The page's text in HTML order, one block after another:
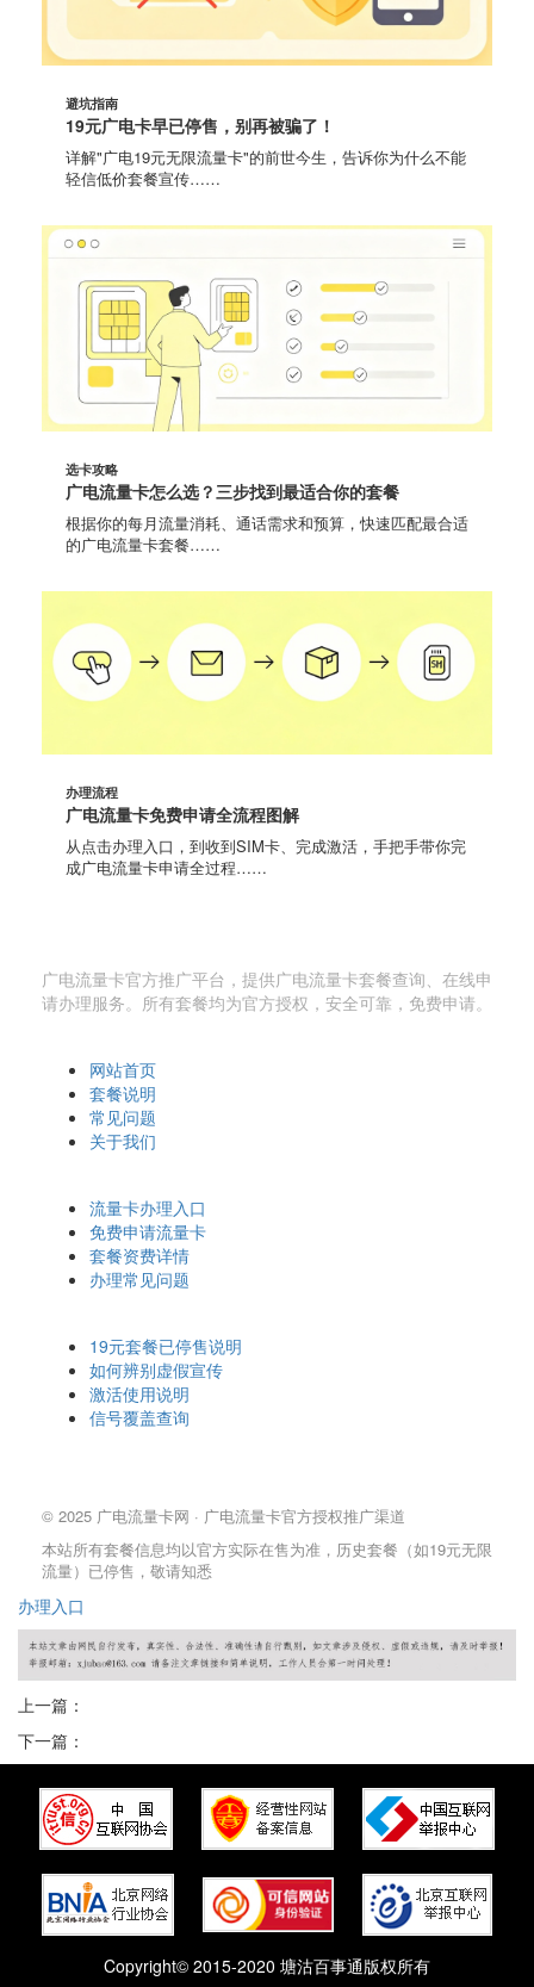
避坑指南
19元广电卡早已停售，别再被骗了！
详解"广电19元无限流量卡"的前世今生，告诉你为什么不能
轻信低价套餐宣传……
选卡攻略
广电流量卡怎么选？三步找到最适合你的套餐
根据你的每月流量消耗、通话需求和预算，快速匹配最合适
的广电流量卡套餐……
办理流程
广电流量卡免费申请全流程图解
从点击办理入口，到收到SIM卡、完成激活，手把手带你完
成广电流量卡申请全过程……
广电流量卡官方推广平台，提供广电流量卡套餐查询、在线申
请办理服务。所有套餐均为官方授权，安全可靠，免费申请。
网站首页
套餐说明
常见问题
关于我们
流量卡办理入口
免费申请流量卡
套餐资费详情
办理常见问题
19元套餐已停售说明
如何辨别虚假宣传
激活使用说明
信号覆盖查询
© 2025 广电流量卡网 · 广电流量卡官方授权推广渠道
本站所有套餐信息均以官方实际在售为准，历史套餐（如19元无限
流量）已停售，敬请知悉
办理入口
上一篇：
下一篇：
Copyright© 2015-2020 塘沽百事通版权所有